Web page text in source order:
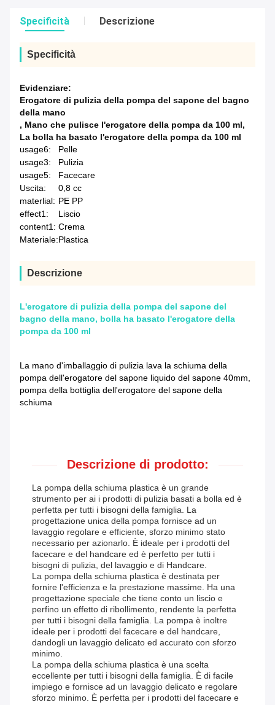
Specificità Descrizione
Specificità
Evidenziare:
Erogatore di pulizia della pompa del sapone del bagno
della mano
, Mano che pulisce l'erogatore della pompa da 100 ml,
La bolla ha basato l'erogatore della pompa da 100 ml
usage6:
Pelle
usage3:
Pulizia
usage5:
Facecare
Uscita:
0,8 cc
materlial: PE PP
effect1:
Liscio
content1: Crema
Materiale:Plastica
Descrizione
L'erogatore di pulizia della pompa del sapone del
bagno della mano, bolla ha basato l'erogatore della
pompa da 100 ml
La mano d'imballaggio di pulizia lava la schiuma della
pompa dell'erogatore del sapone liquido del sapone 40mm,
pompa della bottiglia dell'erogatore del sapone della
schiuma
Descrizione di prodotto:
La pompa della schiuma plastica è un grande
strumento per ai i prodotti di pulizia basati a bolla ed è
perfetta per tutti i bisogni della famiglia. La
progettazione unica della pompa fornisce ad un
lavaggio regolare e efficiente, sforzo minimo stato
necessario per azionarlo. È ideale per i prodotti del
facecare e del handcare ed è perfetto per tutti i
bisogni di pulizia, del lavaggio e di Handcare.
La pompa della schiuma plastica è destinata per
fornire l'efficienza e la prestazione massime. Ha una
progettazione speciale che tiene conto un liscio e
perfino un effetto di ribollimento, rendente la perfetta
per tutti i bisogni della famiglia. La pompa è inoltre
ideale per i prodotti del facecare e del handcare,
dandogli un lavaggio delicato ed accurato con sforzo
minimo.
La pompa della schiuma plastica è una scelta
eccellente per tutti i bisogni della famiglia. È di facile
impiego e fornisce ad un lavaggio delicato e regolare
sforzo minimo. È perfetta per i prodotti del facecare e